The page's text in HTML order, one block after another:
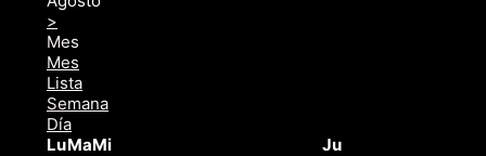
>
Mes
Mes
Lista
Semana
Día
LuMaMi Ju